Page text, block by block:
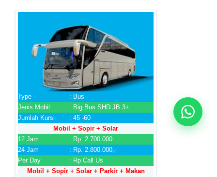
Type
: Bus
Jenis Mobil
: Big Bus SHD JB 3+
Jumlah Kursi
: 45 -60
Mobil + Sopir + Solar
12 Jam
: Rp. 2.700.000
24 Jam
: Rp. 2.800.000,-
Per Day
: Rp Call Us
Mobil + Sopir + Solar + Parkir + Makan